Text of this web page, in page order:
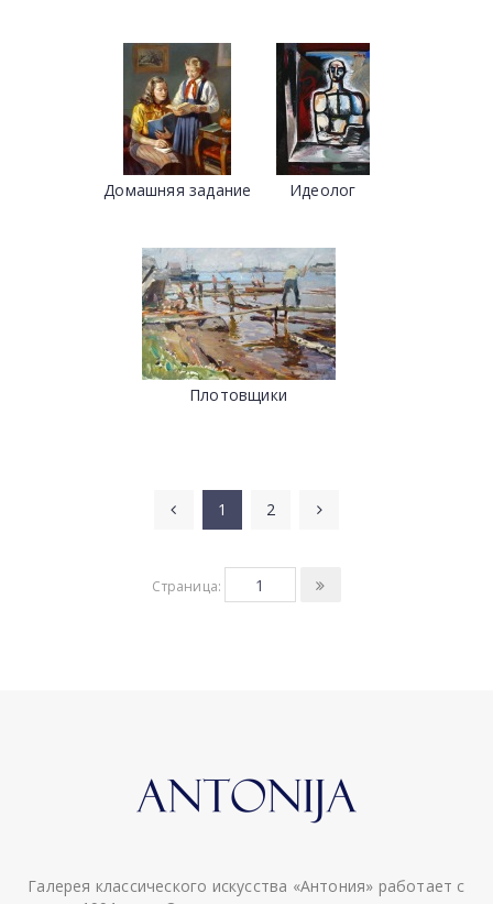
Домашняя задание Идеолог
Плотовщики
1 2
Страница:
Галерея классического искусства «Антония» работает с